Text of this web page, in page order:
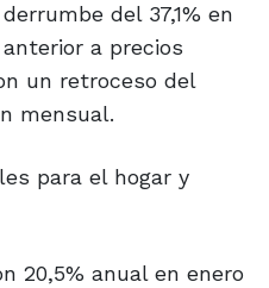
del 37,1% en
a precios
un retroceso del
mensual.
para el hogar y
20,5% anual en enero